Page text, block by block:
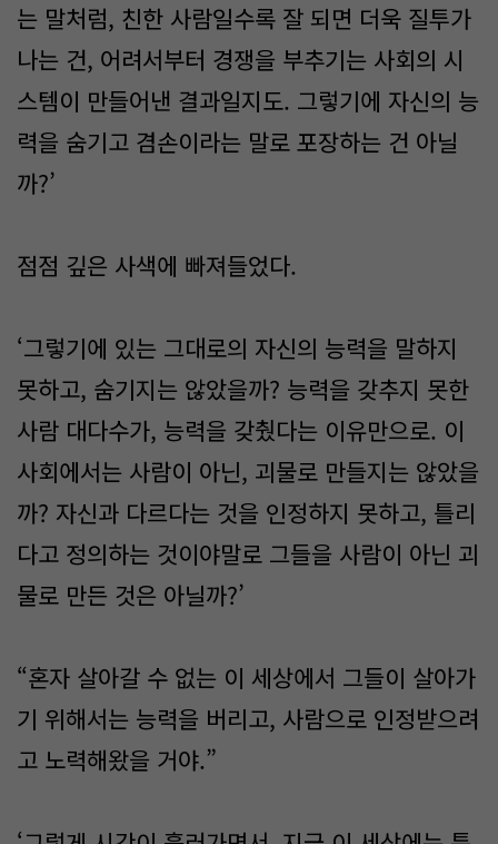
는 말처럼, 친한 사람일수록 잘 되면 더욱 질투가
나는 건, 어려서부터 경쟁을 부추기는 사회의 시
스템이 만들어낸 결과일지도. 그렇기에 자신의 능
력을 숨기고 겸손이라는 말로 포장하는 건 아닐
까?’
점점 깊은 사색에 빠져들었다.
‘그렇기에 있는 그대로의 자신의 능력을 말하지
못하고, 숨기지는 않았을까? 능력을 갖추지 못한
사람 대다수가, 능력을 갖췄다는 이유만으로. 이
사회에서는 사람이 아닌, 괴물로 만들지는 않았을
까? 자신과 다르다는 것을 인정하지 못하고, 틀리
다고 정의하는 것이야말로 그들을 사람이 아닌 괴
물로 만든 것은 아닐까?’
“혼자 살아갈 수 없는 이 세상에서 그들이 살아가
기 위해서는 능력을 버리고, 사람으로 인정받으려
고 노력해왔을 거야.”